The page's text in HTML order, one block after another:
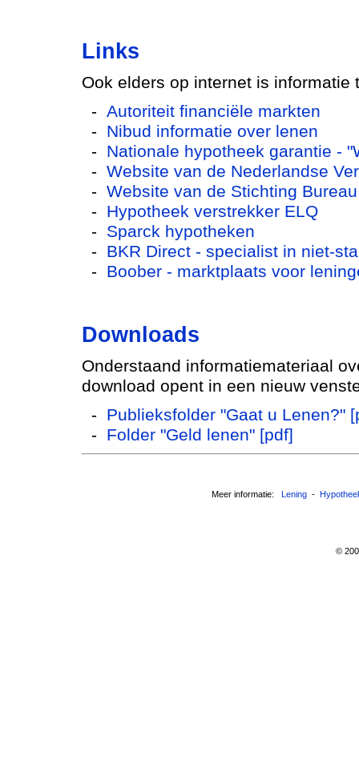
Links
Ook elders op internet is
- Autoriteit financiële markten
- Nibud informatie over lenen
- Nationale hypotheek garantie -
- Website van de Nederlandse
- Website van de Stichting
- Hypotheek verstrekker ELQ
- Sparck hypotheken
- BKR Direct - specialist in niet-
- Boober - marktplaats voor
Downloads
Onderstaand informatiemateriaal
download opent in een nieuw
- Publieksfolder "Gaat u Lenen?"
- Folder "Geld lenen" [pdf]
Meer informatie: Lening-
©